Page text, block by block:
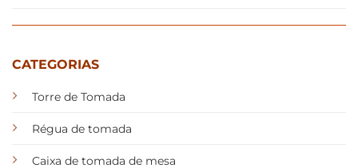
CATEGORIAS
Torre de Tomada
Régua de tomada
Caixa de tomada de mesa